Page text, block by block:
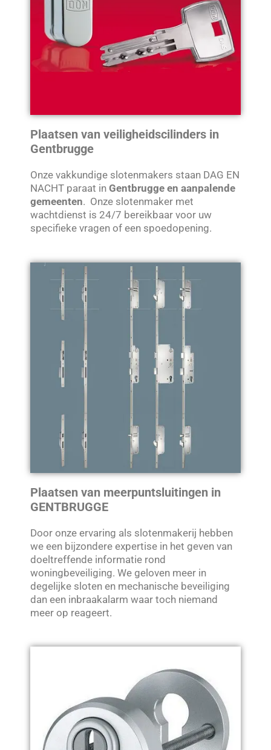
Plaatsen van veiligheidscilinders in
Gentbrugge
Onze vakkundige slotenmakers staan DAG EN
NACHT paraat in Gentbrugge en aanpalende
gemeenten. Onze slotenmaker met
wachtdienst is 24/7 bereikbaar voor uw
specifieke vragen of een spoedopening.
Plaatsen van meerpuntsluitingen in
GENTBRUGGE
Door onze ervaring als slotenmakerij hebben
we een bijzondere expertise in het geven van
doeltreffende informatie rond
woningbeveiliging. We geloven meer in
degelijke sloten en mechanische beveiliging
dan een inbraakalarm waar toch niemand
meer op reageert.